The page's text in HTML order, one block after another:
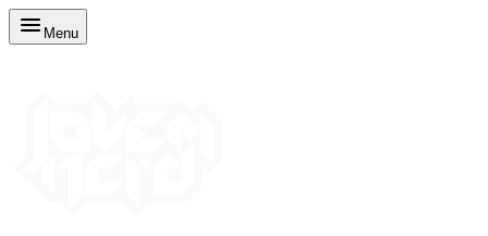
Menu